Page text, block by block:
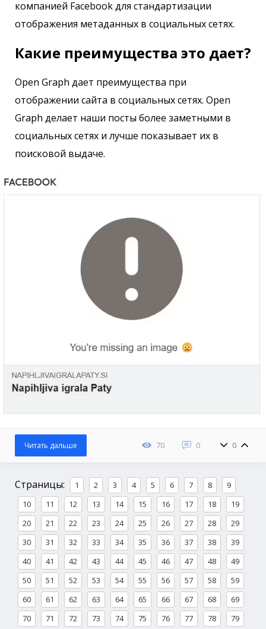
компанией Facebook для стандартизации
отображения метаданных в социальных сетях.
Какие преимущества это дает?
Open Graph дает преимущества при
отображении сайта в социальных сетях. Open
Graph делает наши посты более заметными в
социальных сетях и лучше показывает их в
поисковой выдаче.
70 0 0
Читать дальше
Страницы: 1 2 3 4 5 6 7 8
9
10
11 12 13 14 15 16 17 18
19
20
21 22 23 24 25 26 27 28
29
30
31 32 33 34 35 36 37 38
39
40
41 42 43 44 45 46 47 48
49
50
51 52 53 54 55 56 57 58
59
60
61 62 63 64 65 66 67 68
69
70
71 72 73 74 75 76 77 78
79